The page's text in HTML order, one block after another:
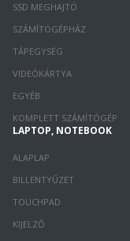
SSD MEGHAJTÓ
SZÁMÍTÓGÉPHÁZ
TÁPEGYSÉG
VIDEÓKÁRTYA
EGYÉB
KOMPLETT SZÁMÍTÓGÉP
LAPTOP, NOTEBOOK
ALAPLAP
BILLENTYŰZET
TOUCHPAD
KIJELZŐ